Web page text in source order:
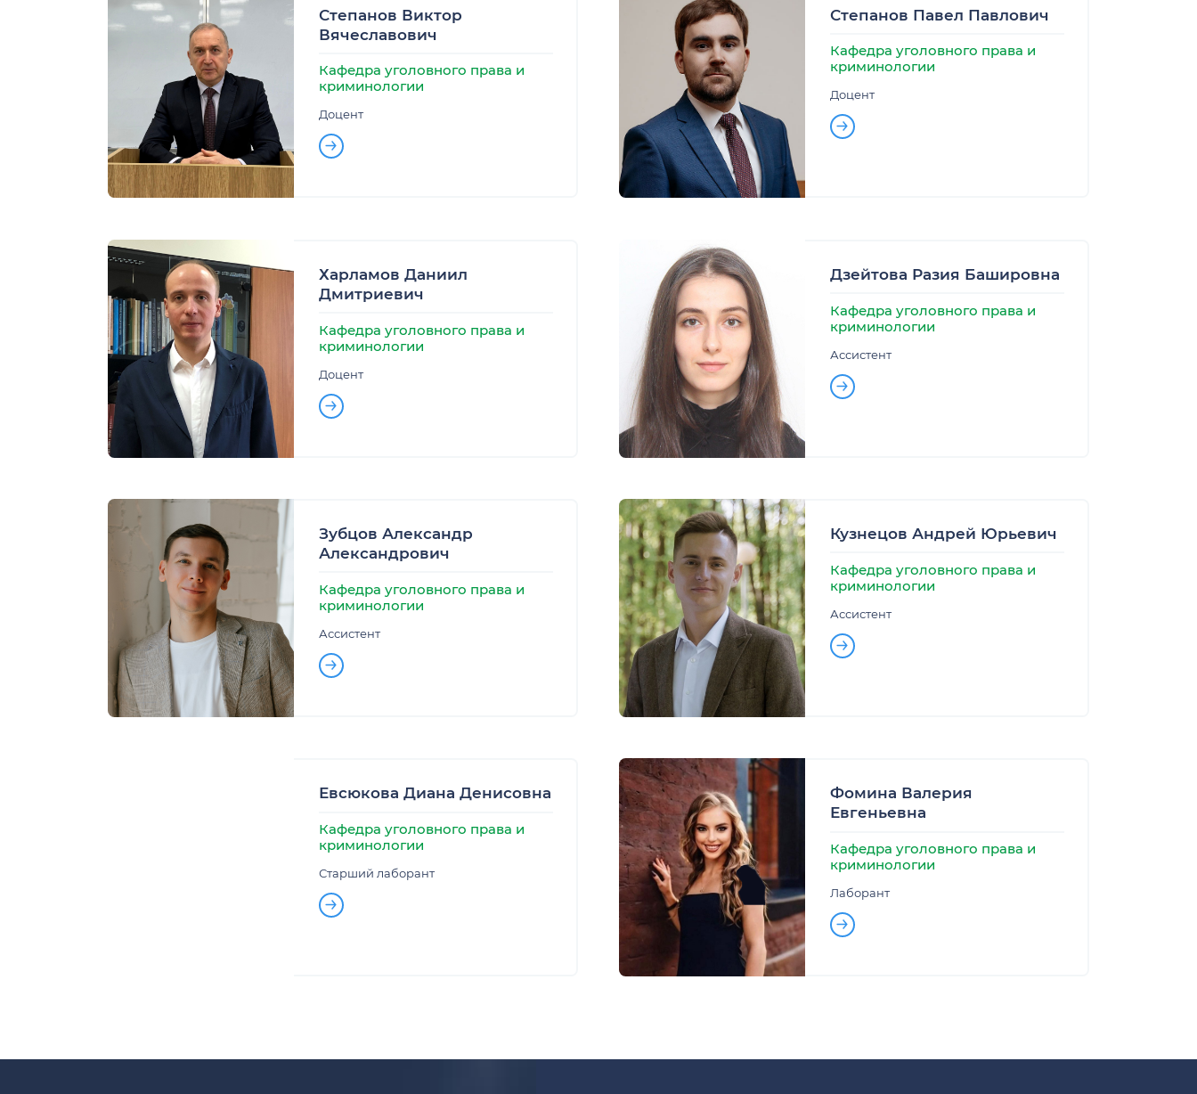
Степанов Виктор
Вячеславович
Кафедра уголовного права и
криминологии
Доцент
Степанов Павел Павлович
Кафедра уголовного права и
криминологии
Доцент
Харламов Даниил
Дмитриевич
Кафедра уголовного права и
криминологии
Доцент
Дзейтова Разия Башировна
Кафедра уголовного права и
криминологии
Ассистент
Зубцов Александр
Александрович
Кафедра уголовного права и
криминологии
Ассистент
Кузнецов Андрей Юрьевич
Кафедра уголовного права и
криминологии
Ассистент
Евсюкова Диана Денисовна
Кафедра уголовного права и
криминологии
Старший лаборант
Фомина Валерия
Евгеньевна
Кафедра уголовного права и
криминологии
Лаборант